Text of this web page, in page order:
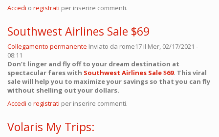
Accedi o registrati per inserire commenti.
Southwest Airlines Sale $69
Collegamento permanente Inviato da rome17 il Mer, 02/17/2021 -
08:11
Don’t linger and fly off to your dream destination at
spectacular fares with Southwest Airlines Sale $69. This viral
sale will help you to maximize your savings so that you can fly
without shelling out your dollars.
Accedi o registrati per inserire commenti.
Volaris My Trips: